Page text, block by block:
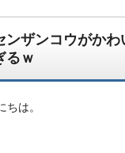
ンザンコウがか
るｗ
ちは。